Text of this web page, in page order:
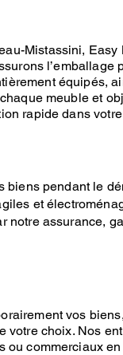
Mistassini, Easy
l’emballage
équipés,
meuble et
rapide dans
biens pendant le
et
assurance,
vos biens,
votre choix. Nos
ou commerciaux